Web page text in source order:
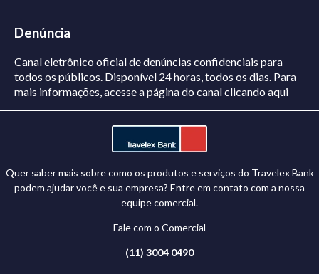
Denúncia
Canal eletrônico oficial de denúncias confidenciais para
todos os públicos. Disponível 24 horas, todos os dias. Para
mais informações, acesse a página do canalclicando aqui
Quer saber mais sobre como os produtos e serviços do Travelex Bank
podem ajudar você e sua empresa? Entre em contato com a nossa
equipe comercial.
Fale com o Comercial
(11) 3004 0490